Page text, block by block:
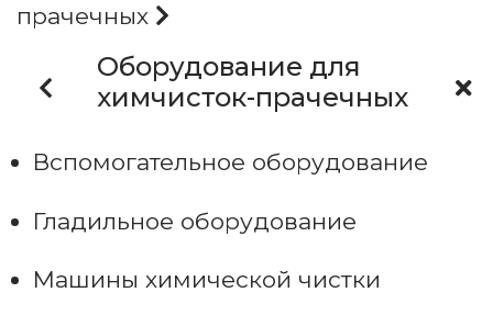
прачечных
Оборудование для
химчисток-прачечных
Вспомогательное оборудование
Гладильное оборудование
Машины химической чистки